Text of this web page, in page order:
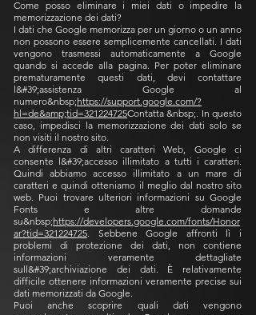
Come posso eliminare i miei dati o impedire la
memorizzazione dei dati?
I dati che Google memorizza per un giorno o un anno
non possono essere semplicemente cancellati. I dati
vengono trasmessi automaticamente a Google
quando si accede alla pagina. Per poter eliminare
prematuramente questi dati, devi contattare
l&#39;assistenza Google al
numero&nbsp;https://support.google.com/?
hl=de&amp;tid=321224725Contatta &nbsp;. In questo
caso, impedisci la memorizzazione dei dati solo se
non visiti il nostro sito.
A differenza di altri caratteri Web, Google ci
consente l&#39;accesso illimitato a tutti i caratteri.
Quindi abbiamo accesso illimitato a un mare di
caratteri e quindi otteniamo il meglio dal nostro sito
web. Puoi trovare ulteriori informazioni su Google
Fonts e altre domande
su&nbsp;https://developers.google.com/fonts/Honor
ar?tid=321224725. Sebbene Google affronti lì i
problemi di protezione dei dati, non contiene
informazioni veramente dettagliate
sull&#39;archiviazione dei dati. È relativamente
difficile ottenere informazioni veramente precise sui
dati memorizzati da Google.
Puoi anche scoprire quali dati vengono